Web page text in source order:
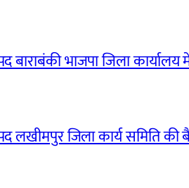
भाजपा जिला
जिला कार्य समिति